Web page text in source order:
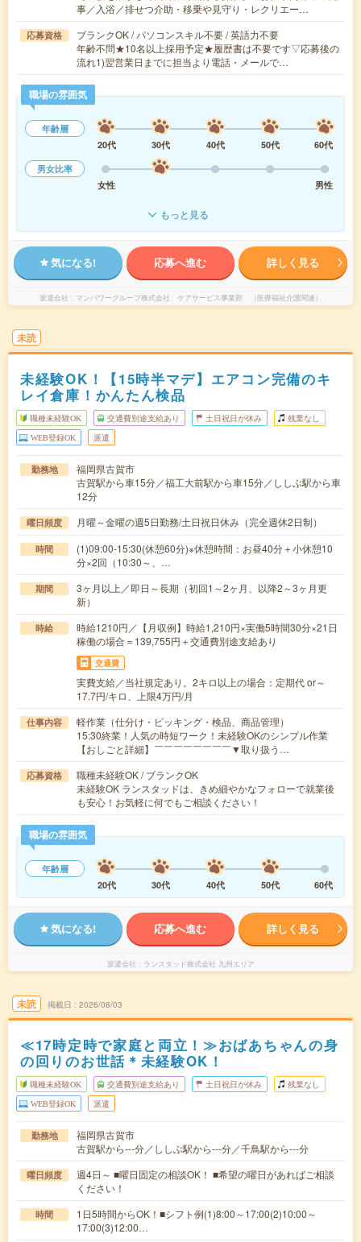
事／入浴／排せつ介助・移乗や見守り・レクリエー…
応募資格
ブランクOK / パソコンスキル不要 / 英語力不要
年齢不問★10名以上採用予定★履歴書は不要です▽応募後の
流れ1)翌営業日までに担当より電話・メールで…
職場の雰囲気
年齢層
20代
30代 40代 50代
60代
男女比率
女性
男性
もっと見る
気になる! 応募へ進む 詳しく見る
派遣会社 マンパワーグループ株式会社 ケアサービス事業部 （医療福祉介護関連）
未読
未経験OK！【15時半マデ】エアコン完備のキ
レイ倉庫！かんたん検品
職種未経験OK 交通費別途支給あり 土日祝日が休み 残業なし
WEB登録OK 派遣
勤務地
福岡県古賀市
古賀駅から車15分／福工大前駅から車15分／ししぶ駅から車
12分
曜日頻度 月曜～金曜の週5日勤務/土日祝日休み（完全週休2日制）
時間
(1)09:00-15:30(休憩60分)※休憩時間：お昼40分＋小休憩10
分×2回（10:30～、…
期間
3ヶ月以上／即日～長期（初回1～2ヶ月、以降2～3ヶ月更
新）
時給
時給1210円／【月収例】時給1,210円×実働5時間30分×21日
稼働の場合＝139,755円＋交通費別途支給あり
交通費
実費支給／当社規定あり。2キロ以上の場合：定期代 or～
17.7円/キロ、上限4万円/月
仕事内容
軽作業（仕分け・ピッキング・検品、商品管理）
15:30終業！人気の時短ワーク！未経験OKのシンプル作業
【おしごと詳細】￣￣￣￣￣￣￣￣▼取り扱う…
応募資格
職種未経験OK / ブランクOK
未経験OK ランスタッドは、きめ細やかなフォローで就業後
も安心！お気軽に何でもご相談ください！
職場の雰囲気
年齢層
20代
30代 40代 50代 60代
気になる! 応募へ進む 詳しく見る
派遣会社 ランスタッド株式会社 九州エリア
未読 掲載日 2026/08/03
≪17時定時で家庭と両立！≫おばあちゃんの身
の回りのお世話＊未経験OK！
職種未経験OK 交通費別途支給あり 土日祝日が休み 残業なし
WEB登録OK 派遣
勤務地
福岡県古賀市
古賀駅から---分／ししぶ駅から---分／千鳥駅から---分
曜日頻度
週4日～ ■曜日固定の相談OK！ ■希望の曜日があればご相談
ください！
時間
1日5時間からOK！■シフト例(1)8:00～17:00(2)10:00～
17:00(3)12:00…